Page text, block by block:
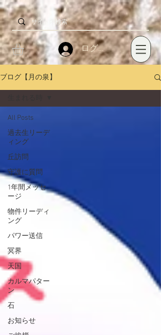
ログイン
ブログ【月の泉】
All Posts
過去生リーデ
ィング
丘訪問
守護に質問
1年間メッセ
ージ
物件リーディ
ング
パワー送信
冥界
天国
カルマパター
ン
石
お知らせ